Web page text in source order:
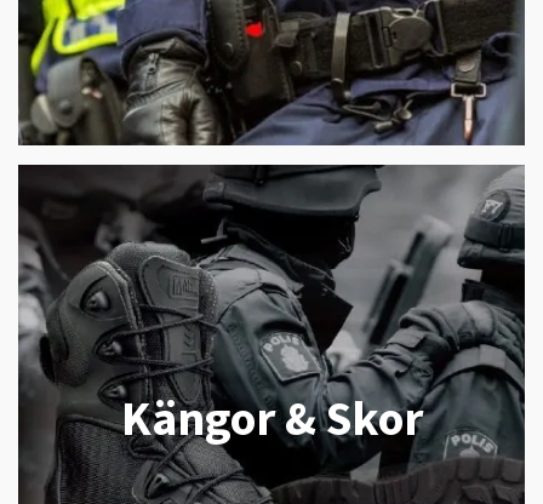
Kängor & Skor